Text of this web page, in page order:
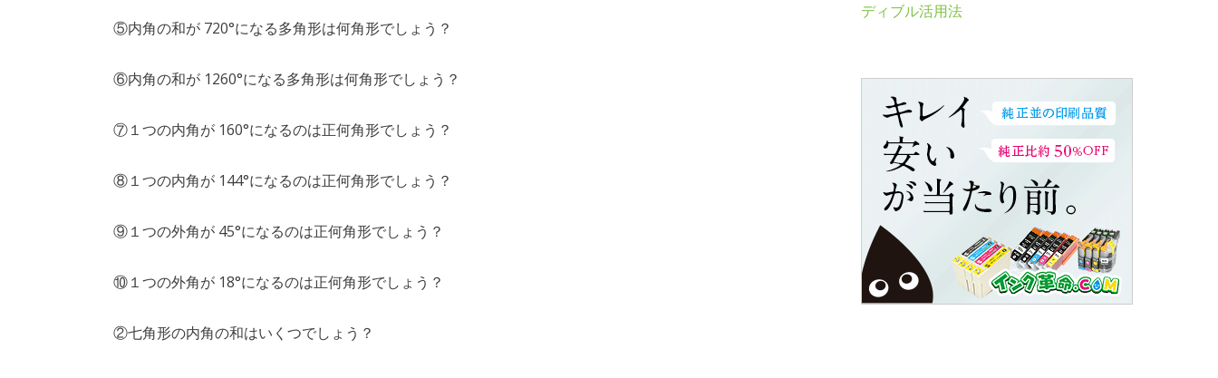
⑤内角の和が 720°になる多角形は何角形でしょう？
⑥内角の和が 1260°になる多角形は何角形でしょう？
⑦１つの内角が 160°になるのは正何角形でしょう？
⑧１つの内角が 144°になるのは正何角形でしょう？
⑨１つの外角が 45°になるのは正何角形でしょう？
⑩１つの外角が 18°になるのは正何角形でしょう？
②七角形の内角の和はいくつでしょう？
ディブル活用法